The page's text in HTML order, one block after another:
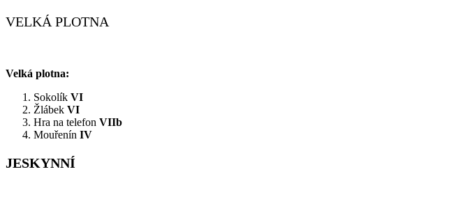
VELKÁ PLOTNA
Velká plotna:
Sokolík VI
Žlábek VI
Hra na telefon VIIb
Mouřenín IV
JESKYNNÍ